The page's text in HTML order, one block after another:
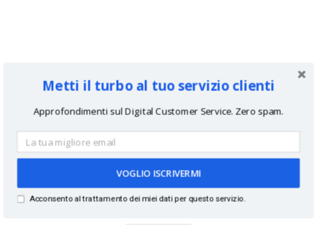
Metti il turbo al tuo servizio clienti
Approfondimenti sul Digital Customer Service. Zero spam.
VOGLIO ISCRIVERMI
Acconsento al trattamento dei miei dati per questo servizio.